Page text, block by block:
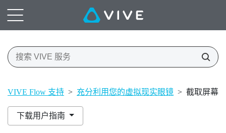
VIVE Flow 支持 > 充分利用您的虚拟现实眼镜 > 截取屏幕
下载用户指南